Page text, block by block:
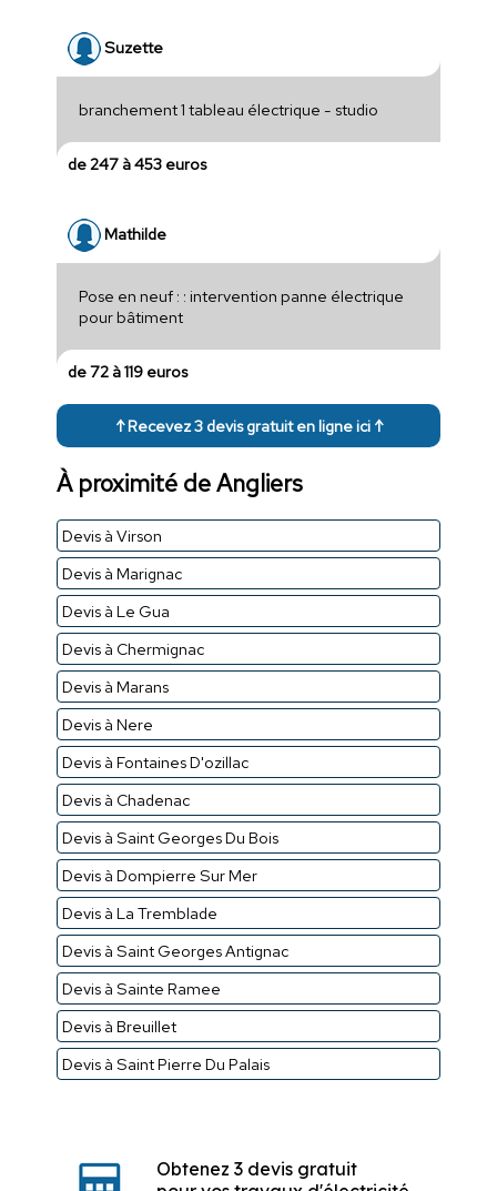
Suzette
branchement 1 tableau électrique - studio
de 247 à 453 euros
Mathilde
Pose en neuf : : intervention panne électrique
pour bâtiment
de 72 à 119 euros
↑ Recevez 3 devis gratuit en ligne ici ↑
À proximité de Angliers
Devis à Virson
Devis à Marignac
Devis à Le Gua
Devis à Chermignac
Devis à Marans
Devis à Nere
Devis à Fontaines D'ozillac
Devis à Chadenac
Devis à Saint Georges Du Bois
Devis à Dompierre Sur Mer
Devis à La Tremblade
Devis à Saint Georges Antignac
Devis à Sainte Ramee
Devis à Breuillet
Devis à Saint Pierre Du Palais
Obtenez 3 devis gratuit